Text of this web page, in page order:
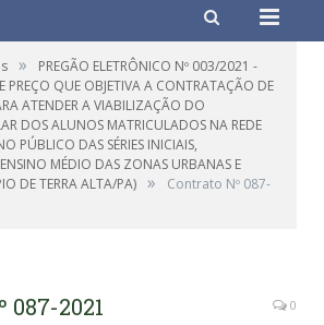
»
PREGÃO ELETRÔNICO Nº 003/2021 -
PREÇO QUE OBJETIVA A CONTRATAÇÃO DE
ATENDER A VIABILIZAÇÃO DO
DOS ALUNOS MATRICULADOS NA REDE
PÚBLICO DAS SÉRIES INICIAIS,
MÉDIO DAS ZONAS URBANAS E
DE TERRA ALTA/PA) »
Contrato Nº 087-
087-2021 0